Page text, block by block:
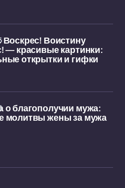
Воскрес! Воистину
— красивые картинки:
открытки и гифки
о благополучии мужа:
молитвы жены за мужа